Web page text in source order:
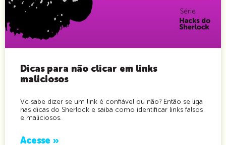
Dicas para não clicar em links
maliciosos
Vc sabe dizer se um link é confiável ou não? Então se liga
nas dicas do Sherlock e saiba como identificar links falsos
e maliciosos.
Acesse »